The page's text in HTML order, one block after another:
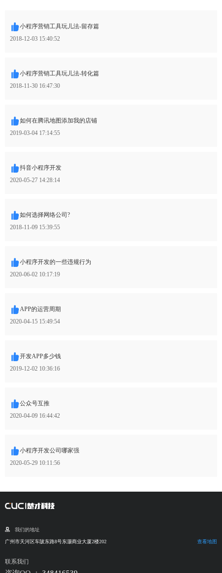
小程序营销工具玩儿法-留存篇
2018-12-03 15:40:52
小程序营销工具玩儿法-转化篇
2018-11-30 16:47:30
如何在腾讯地图添加我的店铺
2019-03-04 17:14:55
抖音小程序开发
2020-05-27 14:28:14
如何选择网络公司?
2018-11-09 15:39:55
小程序开发的一些违规行为
2020-06-02 10:17:19
APP的运营周期
2020-04-15 15:49:54
开发APP多少钱
2019-12-02 10:36:16
公众号互推
2020-04-09 16:44:42
小程序开发公司哪家强
2020-05-29 10:11:56
我们的地址
广州市天河区车陂东路8号东灏商业大厦2楼202 查看地图
联系我们